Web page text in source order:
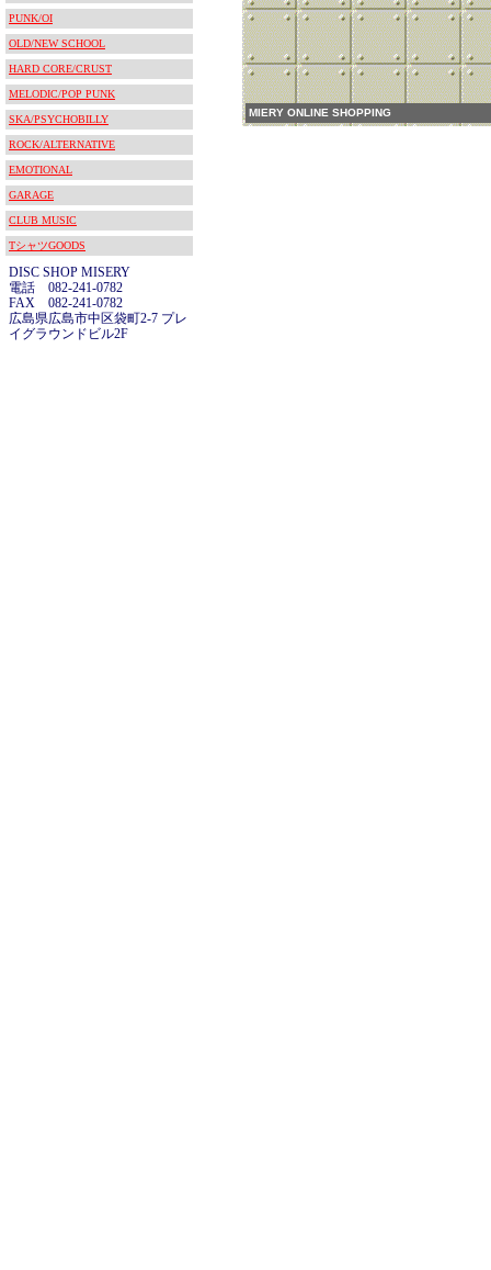
PUNK/OI
OLD/NEW SCHOOL
HARD CORE/CRUST
MELODIC/POP PUNK
SKA/PSYCHOBILLY
ROCK/ALTERNATIVE
EMOTIONAL
GARAGE
CLUB MUSIC
TシャツGOODS
DISC SHOP MISERY
電話 082-241-0782
FAX 082-241-0782
広島県広島市中区袋町2-7 プレ
イグラウンドビル2F
MIERY ONLINE SHOPPING